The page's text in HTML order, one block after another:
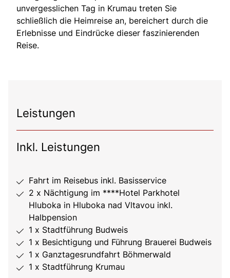
unvergesslichen Tag in Krumau treten Sie
schließlich die Heimreise an, bereichert durch die
Erlebnisse und Eindrücke dieser faszinierenden
Reise.
Leistungen
Inkl. Leistungen
Fahrt im Reisebus inkl. Basisservice
2 x Nächtigung im ****Hotel Parkhotel
Hluboka in Hluboka nad Vltavou inkl.
Halbpension
1 x Stadtführung Budweis
1 x Besichtigung und Führung Brauerei Budweis
1 x Ganztagesrundfahrt Böhmerwald
1 x Stadtführung Krumau